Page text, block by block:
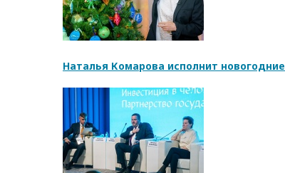
Наталья Комарова исполнит